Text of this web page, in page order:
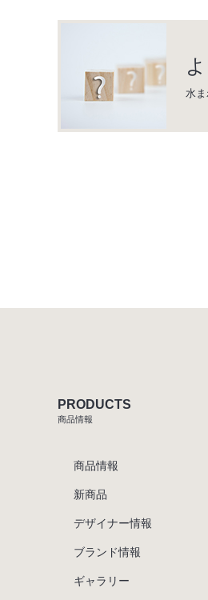
水ま
PRODUCTS
商品情報
商品情報
新商品
デザイナー情報
ブランド情報
ギャラリー